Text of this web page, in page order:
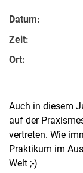
Datum:
Zeit:
Ort:
Auch in diesem
auf der
vertreten. Wie
Praktikum im
Welt ;-)